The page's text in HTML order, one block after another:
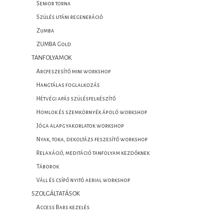
Senior torna
Szülés utáni regeneráció
Zumba
ZUMBA Gold
TANFOLYAMOK
Arcfeszesítő mini workshop
Hangtálas foglalkozás
Hétvégi apás szülésfelkészítő
Homlok és szemkörnyék ápoló workshop
Jóga alapgyakorlatok workshop
Nyak, toka, dekoltázs feszesítő workshop
Relaxáció, meditáció tanfolyam kezdőknek
Táborok
Váll és csípő nyitó aerial workshop
SZOLGÁLTATÁSOK
Access Bars kezelés